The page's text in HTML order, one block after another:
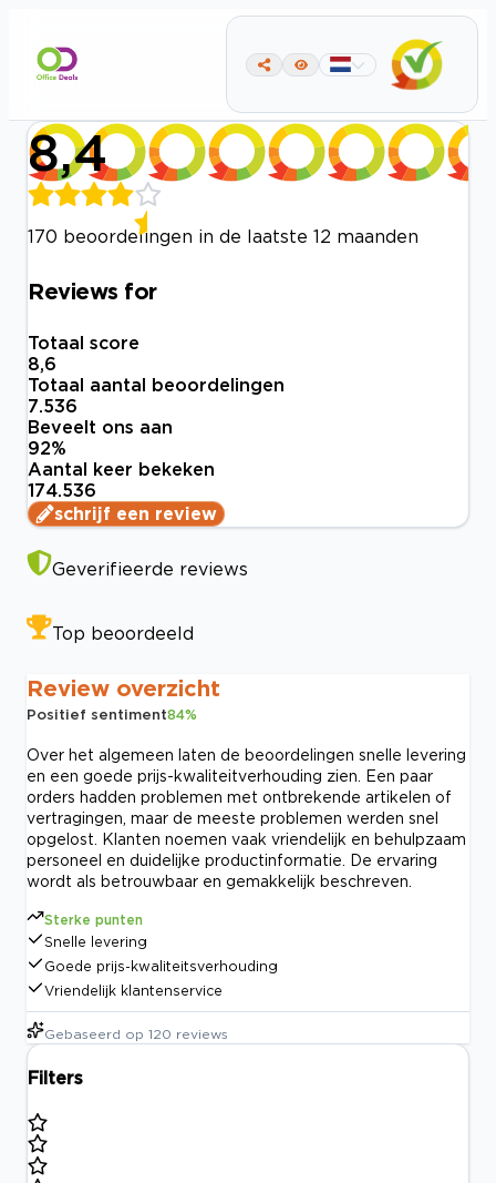
8,4
170 beoordelingen in de laatste 12 maanden
Reviews for
Totaal score
8,6
Totaal aantal beoordelingen
7.536
Beveelt ons aan
92%
Aantal keer bekeken
174.536
schrijf een review
Geverifieerde reviews
Top beoordeeld
Review overzicht
Positief sentiment84%
Over het algemeen laten de beoordelingen snelle levering
en een goede prijs-kwaliteitverhouding zien. Een paar
orders hadden problemen met ontbrekende artikelen of
vertragingen, maar de meeste problemen werden snel
opgelost. Klanten noemen vaak vriendelijk en behulpzaam
personeel en duidelijke productinformatie. De ervaring
wordt als betrouwbaar en gemakkelijk beschreven.
Sterke punten
Snelle levering
Goede prijs-kwaliteitsverhouding
Vriendelijk klantenservice
Gebaseerd op 120 reviews
Filters